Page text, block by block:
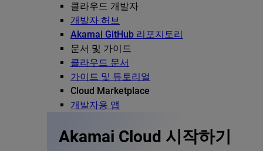
클라우드 개발자
개발자 허브
Akamai GitHub 리포지토리
문서 및 가이드
클라우드 문서
가이드 및 튜토리얼
Cloud Marketplace
개발자용 앱
Akamai Cloud 시작하기